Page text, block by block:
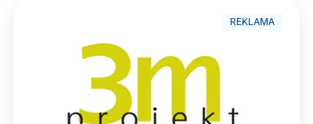
REKLAMA